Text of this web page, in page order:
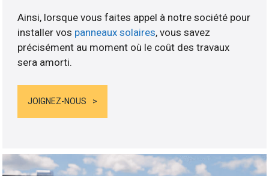
Ainsi, lorsque vous faites appel à notre société pour
installer vos panneaux solaires, vous savez
précisément au moment où le coût des travaux
sera amorti.
JOIGNEZ-NOUS